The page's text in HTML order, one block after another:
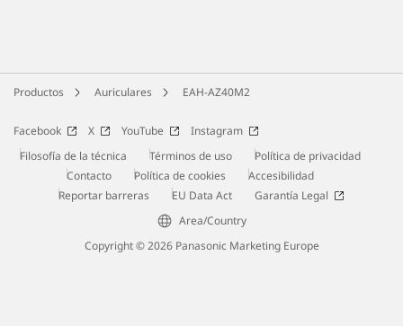
Productos Auriculares EAH-AZ40M2
Facebook X YouTube
Instagram
Filosofía de la técnica
Términos de uso
Política de privacidad
Contacto
Política de cookies
Accesibilidad
Reportar barreras
EU Data Act
Garantía Legal
Area/Country
Copyright © 2026 Panasonic Marketing Europe